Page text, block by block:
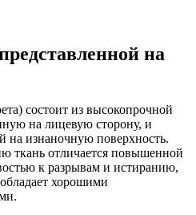
на
состоит из высокопрочной
на лицевую сторону, и
на изнаночную поверхность.
ткань отличается повышенной
к разрывам и истиранию,
хорошими